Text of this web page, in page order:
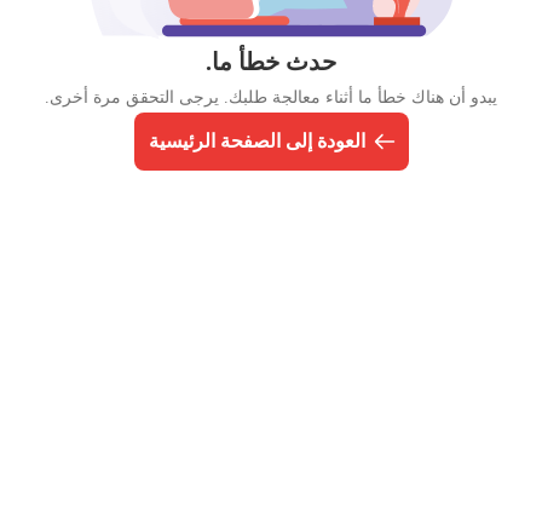
حدث خطأ ما.
يبدو أن هناك خطأ ما أثناء معالجة طلبك. يرجى التحقق مرة أخرى.
العودة إلى الصفحة الرئيسية